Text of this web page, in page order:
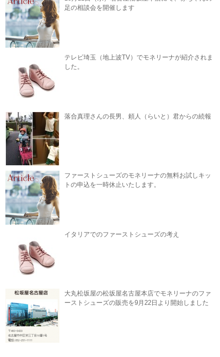
足の相談会を開催します
テレビ埼玉（地上波TV）でモネリーナが紹介されま
した。
落合真理さんの長男、頼人（らいと）君からの続報
ファーストシューズのモネリーナの無料お試しキッ
トの申込を一時休止いたします。
イタリアでのファーストシューズの考え
大丸松坂屋の松坂屋名古屋本店でモネリーナのファ
ーストシューズの販売を9月22日より開始しました